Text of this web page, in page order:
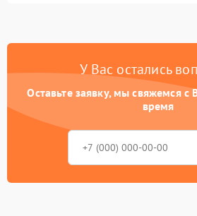
У Вас остались
Оставьте заявку, мы свяжемся
время